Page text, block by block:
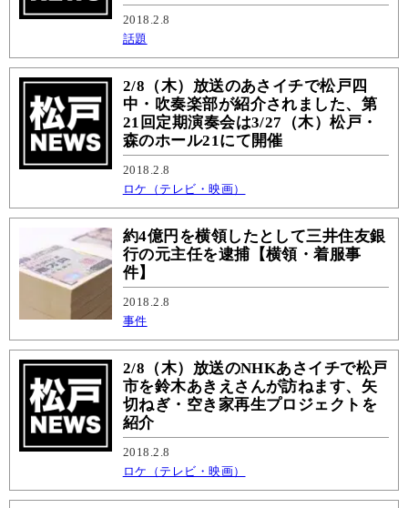
2018.2.8
話題
2/8（木）放送のあさイチで松戸四
中・吹奏楽部が紹介されました、第
21回定期演奏会は3/27（木）松戸・
森のホール21にて開催
2018.2.8
ロケ（テレビ・映画）
約4億円を横領したとして三井住友銀
行の元主任を逮捕【横領・着服事
件】
2018.2.8
事件
2/8（木）放送のNHKあさイチで松戸
市を鈴木あきえさんが訪ねます、矢
切ねぎ・空き家再生プロジェクトを
紹介
2018.2.8
ロケ（テレビ・映画）